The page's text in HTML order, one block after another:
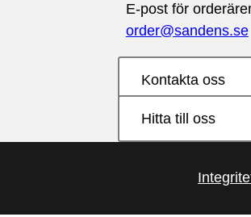
E-post för
order@sandens.se
Kontakta oss
Hitta till oss